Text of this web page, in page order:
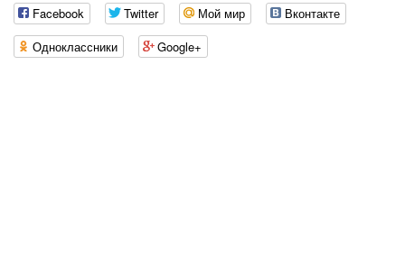
Facebook Twitter Мой мир
Вконтакте
Одноклассники
Google+